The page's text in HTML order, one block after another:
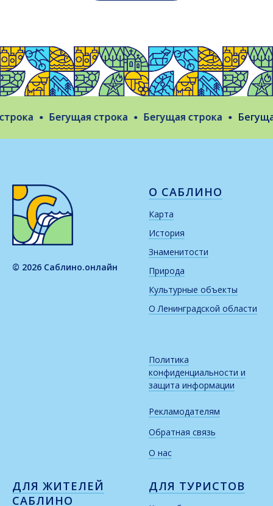
Бегущая строка Бегущая строка Бегущая
© 2026 Саблино.онлайн
О САБЛИНО
Карта
История
Знаменитости
Природа
Культурные объекты
О Ленинградской области
Политика
конфиденциальности и
защита информации
Рекламодателям
Обратная связь
О нас
ДЛЯ ЖИТЕЛЕЙ
САБЛИНО
ДЛЯ ТУРИСТОВ